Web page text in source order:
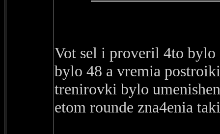
Vot sel i proveril 4to
bylo 48 a vremia
trenirovki bylo
etom rounde zna4enia